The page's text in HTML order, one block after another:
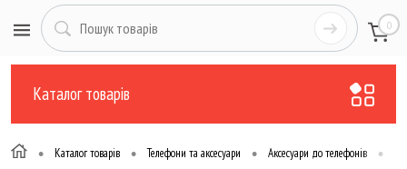
0
Каталог товарів
• Каталог товарів • Телефони та аксесуари • Аксесуари до телефонів •